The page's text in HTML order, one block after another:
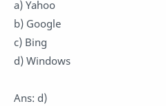
a) Yahoo
b) Google
c) Bing
d) Windows
Ans: d)